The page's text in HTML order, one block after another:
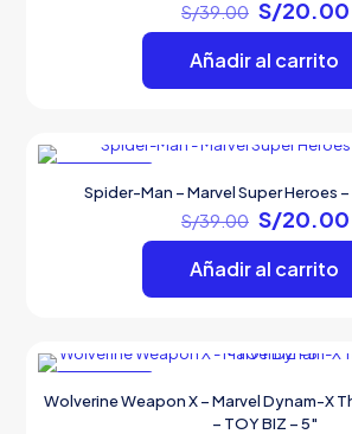
S/39.00 El
precio
original
era:
S/20.00
Añadir al carrito
Spider-Man – Marvel Super Heroes –
S/39.00 El
precio
original
era:
S/20.00
Añadir al carrito
Wolverine Weapon X – Marvel Dynam-X
– TOY BIZ – 5″